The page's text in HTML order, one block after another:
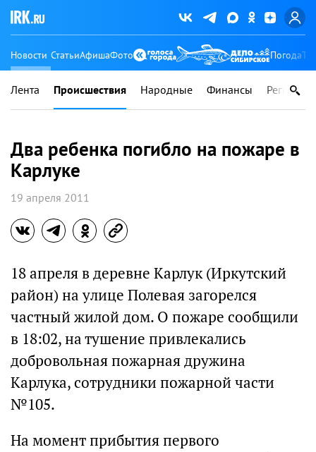
Новости СтатьиАфишаФото Погода
Лента Происшествия Народные Финансы Регионы
Два ребенка погибло на пожаре в
Карлуке
19 апреля 2011
18 апреля в деревне Карлук (Иркутский
район) на улице Полевая загорелся
частный жилой дом. О пожаре сообщили
в 18:02, на тушение привлекались
добровольная пожарная дружина
Карлука, сотрудники пожарной части
№105.
На момент прибытия первого